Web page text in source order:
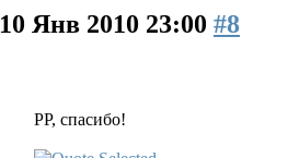
10 Янв 2010 23:00 #8
РР, спасибо!